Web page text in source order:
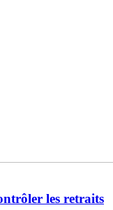
les retraits